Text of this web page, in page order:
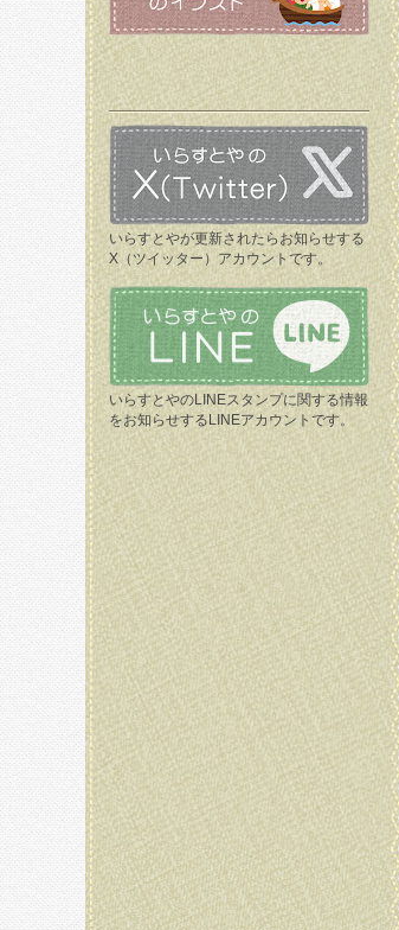
いらすとやが更新されたらお知らせする
X（ツイッター）アカウントです。
いらすとやのLINEスタンプに関する情報
をお知らせするLINEアカウントです。